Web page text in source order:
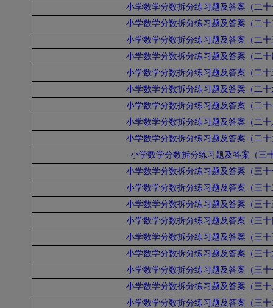
小学数学分数拆分练习题及答案（二十
小学数学分数拆分练习题及答案（二十
小学数学分数拆分练习题及答案（二十
小学数学分数拆分练习题及答案（二十
小学数学分数拆分练习题及答案（二十
小学数学分数拆分练习题及答案（二十
小学数学分数拆分练习题及答案（二十
小学数学分数拆分练习题及答案（二十
小学数学分数拆分练习题及答案（二十
小学数学分数拆分练习题及答案（三
小学数学分数拆分练习题及答案（三十
小学数学分数拆分练习题及答案（三十
小学数学分数拆分练习题及答案（三十
小学数学分数拆分练习题及答案（三十
小学数学分数拆分练习题及答案（三十
小学数学分数拆分练习题及答案（三十
小学数学分数拆分练习题及答案（三十
小学数学分数拆分练习题及答案（三十
小学数学分数拆分练习题及答案（三十